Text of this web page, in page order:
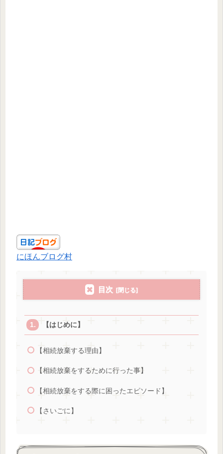
にほんブログ村
目次
【はじめに】
【相続放棄する理由】
【相続放棄をするために行った事】
【相続放棄をする際に困ったエピソード】
【さいごに】